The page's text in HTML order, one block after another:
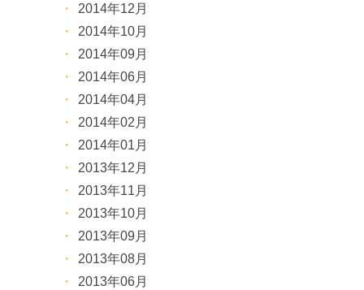
2014年12月
2014年10月
2014年09月
2014年06月
2014年04月
2014年02月
2014年01月
2013年12月
2013年11月
2013年10月
2013年09月
2013年08月
2013年06月